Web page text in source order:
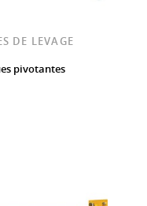
DE LEVAGE
pivotantes